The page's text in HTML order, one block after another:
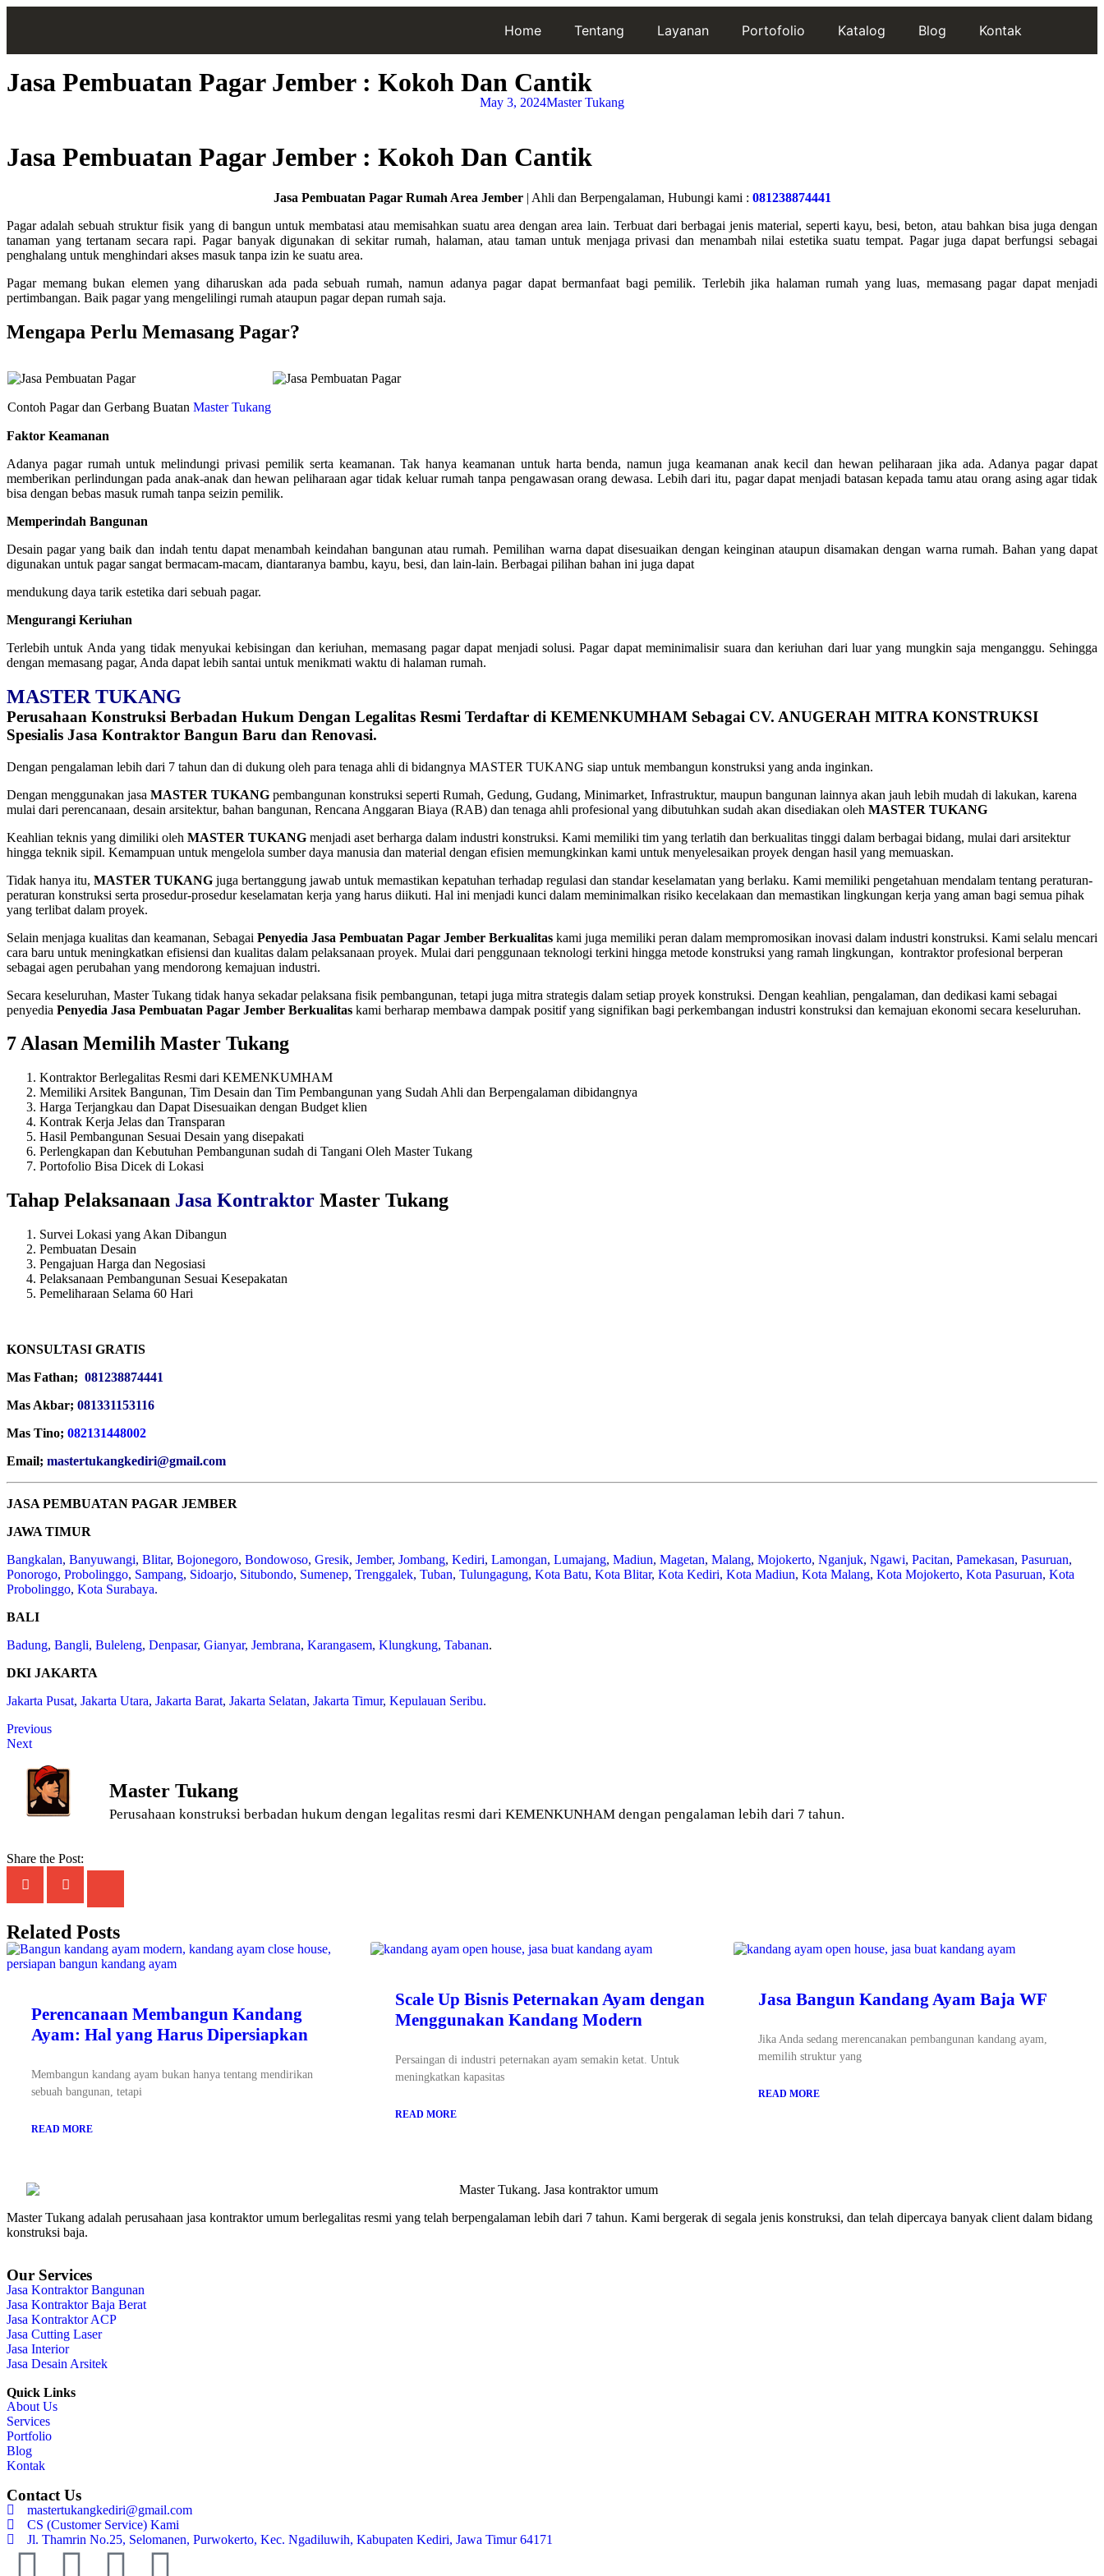
Home Tentang Layanan Portofolio Katalog Blog Kontak
Jasa Pembuatan Pagar Jember : Kokoh Dan Cantik
May 3, 2024Master Tukang
Jasa Pembuatan Pagar Jember : Kokoh Dan Cantik
Jasa Pembuatan Pagar Rumah Area Jember| Ahli dan Berpengalaman, Hubungi kami : 081238874441
Pagar adalah sebuah struktur fisik yang di bangun untuk membatasi atau memisahkan suatu area dengan area lain. Terbuat dari berbagai jenis material, seperti kayu, besi, beton, atau bahkan bisa juga dengan
tanaman yang tertanam secara rapi. Pagar banyak digunakan di sekitar rumah, halaman, atau taman untuk menjaga privasi dan menambah nilai estetika suatu tempat. Pagar juga dapat berfungsi sebagai
penghalang untuk menghindari akses masuk tanpa izin ke suatu area.
Pagar memang bukan elemen yang diharuskan ada pada sebuah rumah, namun adanya pagar dapat bermanfaat bagi pemilik. Terlebih jika halaman rumah yang luas, memasang pagar dapat menjadi
pertimbangan. Baik pagar yang mengelilingi rumah ataupun pagar depan rumah saja.
Mengapa Perlu Memasang Pagar?
Contoh Pagar dan Gerbang Buatan Master Tukang
Faktor Keamanan
Adanya pagar rumah untuk melindungi privasi pemilik serta keamanan. Tak hanya keamanan untuk harta benda, namun juga keamanan anak kecil dan hewan peliharaan jika ada. Adanya pagar dapat
memberikan perlindungan pada anak-anak dan hewan peliharaan agar tidak keluar rumah tanpa pengawasan orang dewasa. Lebih dari itu, pagar dapat menjadi batasan kepada tamu atau orang asing agar tidak
bisa dengan bebas masuk rumah tanpa seizin pemilik.
Memperindah Bangunan
Desain pagar yang baik dan indah tentu dapat menambah keindahan bangunan atau rumah. Pemilihan warna dapat disesuaikan dengan keinginan ataupun disamakan dengan warna rumah. Bahan yang dapat
digunakan untuk pagar sangat bermacam-macam, diantaranya bambu, kayu, besi, dan lain-lain. Berbagai pilihan bahan ini juga dapat
mendukung daya tarik estetika dari sebuah pagar.
Mengurangi Keriuhan
Terlebih untuk Anda yang tidak menyukai kebisingan dan keriuhan, memasang pagar dapat menjadi solusi. Pagar dapat meminimalisir suara dan keriuhan dari luar yang mungkin saja menganggu. Sehingga
dengan memasang pagar, Anda dapat lebih santai untuk menikmati waktu di halaman rumah.
MASTER TUKANG
Perusahaan Konstruksi Berbadan Hukum Dengan Legalitas Resmi Terdaftar di KEMENKUMHAM Sebagai CV. ANUGERAH MITRA KONSTRUKSI
Spesialis Jasa Kontraktor Bangun Baru dan Renovasi.
Dengan pengalaman lebih dari 7 tahun dan di dukung oleh para tenaga ahli di bidangnya MASTER TUKANG siap untuk membangun konstruksi yang anda inginkan.
Dengan menggunakan jasa MASTER TUKANG pembangunan konstruksi seperti Rumah, Gedung, Gudang, Minimarket, Infrastruktur, maupun bangunan lainnya akan jauh lebih mudah di lakukan, karena
mulai dari perencanaan, desain arsitektur, bahan bangunan, Rencana Anggaran Biaya (RAB) dan tenaga ahli profesional yang dibutuhkan sudah akan disediakan oleh MASTER TUKANG
Keahlian teknis yang dimiliki oleh MASTER TUKANG menjadi aset berharga dalam industri konstruksi. Kami memiliki tim yang terlatih dan berkualitas tinggi dalam berbagai bidang, mulai dari arsitektur
hingga teknik sipil. Kemampuan untuk mengelola sumber daya manusia dan material dengan efisien memungkinkan kami untuk menyelesaikan proyek dengan hasil yang memuaskan.
Tidak hanya itu, MASTER TUKANG juga bertanggung jawab untuk memastikan kepatuhan terhadap regulasi dan standar keselamatan yang berlaku. Kami memiliki pengetahuan mendalam tentang peraturan-
peraturan konstruksi serta prosedur-prosedur keselamatan kerja yang harus diikuti. Hal ini menjadi kunci dalam meminimalkan risiko kecelakaan dan memastikan lingkungan kerja yang aman bagi semua pihak
yang terlibat dalam proyek.
Selain menjaga kualitas dan keamanan, Sebagai Penyedia Jasa Pembuatan Pagar Jember Berkualitas kami juga memiliki peran dalam mempromosikan inovasi dalam industri konstruksi. Kami selalu mencari
cara baru untuk meningkatkan efisiensi dan kualitas dalam pelaksanaan proyek. Mulai dari penggunaan teknologi terkini hingga metode konstruksi yang ramah lingkungan, kontraktor profesional berperan
sebagai agen perubahan yang mendorong kemajuan industri.
Secara keseluruhan, Master Tukang tidak hanya sekadar pelaksana fisik pembangunan, tetapi juga mitra strategis dalam setiap proyek konstruksi. Dengan keahlian, pengalaman, dan dedikasi kami sebagai
penyedia Penyedia Jasa Pembuatan Pagar Jember Berkualitas kami berharap membawa dampak positif yang signifikan bagi perkembangan industri konstruksi dan kemajuan ekonomi secara keseluruhan.
7 Alasan Memilih Master Tukang
Kontraktor Berlegalitas Resmi dari KEMENKUMHAM
Memiliki Arsitek Bangunan, Tim Desain dan Tim Pembangunan yang Sudah Ahli dan Berpengalaman dibidangnya
Harga Terjangkau dan Dapat Disesuaikan dengan Budget klien
Kontrak Kerja Jelas dan Transparan
Hasil Pembangunan Sesuai Desain yang disepakati
Perlengkapan dan Kebutuhan Pembangunan sudah di Tangani Oleh Master Tukang
Portofolio Bisa Dicek di Lokasi
Tahap Pelaksanaan Jasa Kontraktor Master Tukang
Survei Lokasi yang Akan Dibangun
Pembuatan Desain
Pengajuan Harga dan Negosiasi
Pelaksanaan Pembangunan Sesuai Kesepakatan
Pemeliharaan Selama 60 Hari
KONSULTASI GRATIS
Mas Fathan; 081238874441
Mas Akbar; 081331153116
Mas Tino; 082131448002
Email; mastertukangkediri@gmail.com
JASA PEMBUATAN PAGAR JEMBER
JAWA TIMUR
Bangkalan, Banyuwangi, Blitar, Bojonegoro, Bondowoso, Gresik, Jember, Jombang, Kediri, Lamongan, Lumajang, Madiun, Magetan, Malang, Mojokerto, Nganjuk, Ngawi, Pacitan, Pamekasan, Pasuruan,
Ponorogo, Probolinggo, Sampang, Sidoarjo, Situbondo, Sumenep, Trenggalek, Tuban, Tulungagung, Kota Batu, Kota Blitar, Kota Kediri, Kota Madiun, Kota Malang, Kota Mojokerto, Kota Pasuruan, Kota
Probolinggo, Kota Surabaya.
BALI
Badung, Bangli, Buleleng, Denpasar, Gianyar, Jembrana, Karangasem, Klungkung, Tabanan.
DKI JAKARTA
Jakarta Pusat, Jakarta Utara, Jakarta Barat, Jakarta Selatan, Jakarta Timur, Kepulauan Seribu.
Previous
Next
Master Tukang
Perusahaan konstruksi berbadan hukum dengan legalitas resmi dari KEMENKUNHAM dengan pengalaman lebih dari 7 tahun.
Share the Post:
Related Posts
Perencanaan Membangun Kandang
Ayam: Hal yang Harus Dipersiapkan
Membangun kandang ayam bukan hanya tentang mendirikan
sebuah bangunan, tetapi
READ MORE
Scale Up Bisnis Peternakan Ayam dengan
Menggunakan Kandang Modern
Persaingan di industri peternakan ayam semakin ketat. Untuk
meningkatkan kapasitas
READ MORE
Jasa Bangun Kandang Ayam Baja WF
Jika Anda sedang merencanakan pembangunan kandang ayam,
memilih struktur yang
READ MORE
Master Tukang adalah perusahaan jasa kontraktor umum berlegalitas resmi yang telah berpengalaman lebih dari 7 tahun. Kami bergerak di segala jenis konstruksi, dan telah dipercaya banyak client dalam bidang
konstruksi baja.
Our Services
Jasa Kontraktor Bangunan
Jasa Kontraktor Baja Berat
Jasa Kontraktor ACP
Jasa Cutting Laser
Jasa Interior
Jasa Desain Arsitek
Quick Links
About Us
Services
Portfolio
Blog
Kontak
Contact Us
mastertukangkediri@gmail.com
CS (Customer Service) Kami
Jl. Thamrin No.25, Selomanen, Purwokerto, Kec. Ngadiluwih, Kabupaten Kediri, Jawa Timur 64171